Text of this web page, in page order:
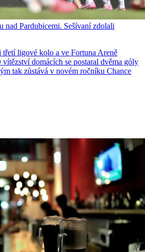
Pardubicemi. Sešívaní zdolali
ligové kolo a ve Fortuna Areně
domácích se postaral dvěma góly
tak zůstává v novém ročníku Chance